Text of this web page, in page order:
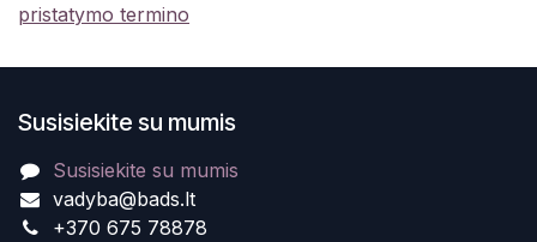
pristatymo termino
Susisiekite su mumis
Susisiekite su mumis
vadyba@bads.lt
+370 675 78878